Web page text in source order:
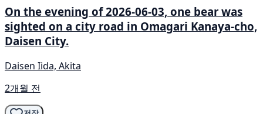
On the evening of 2026-06-03, one bear was
sighted on a city road in Omagari Kanaya-cho,
Daisen City.
Daisen Iida, Akita
2개월 전